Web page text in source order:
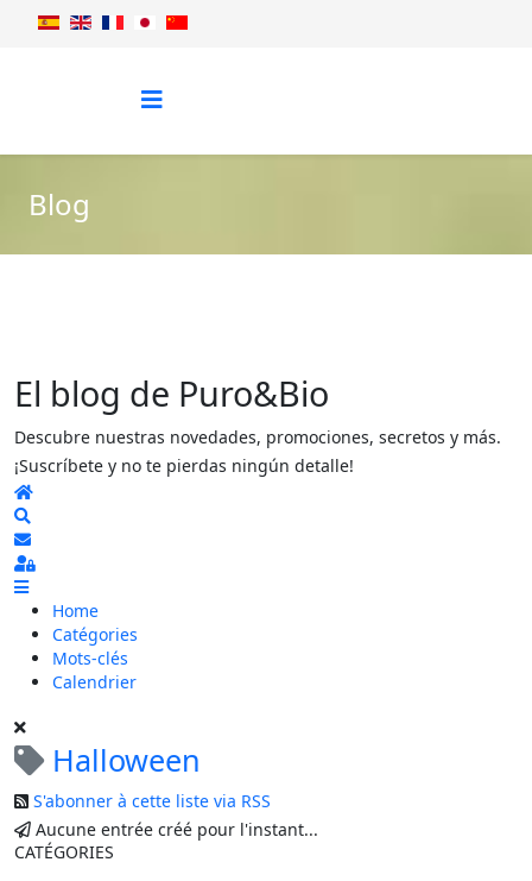
Blog
El blog de Puro&Bio
Descubre nuestras novedades, promociones, secretos y más.
¡Suscríbete y no te pierdas ningún detalle!
Home
S'abonner au blog
Sign In
Home
Catégories
Mots-clés
Calendrier
Halloween
S'abonner à cette liste via RSS
Aucune entrée créé pour l'instant...
CATÉGORIES